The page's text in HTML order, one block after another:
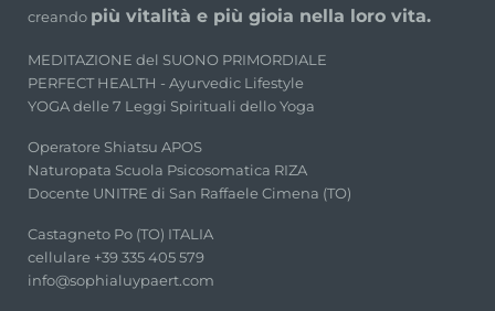
creando più vitalità e più gioia nella loro vita.
MEDITAZIONE del SUONO PRIMORDIALE
PERFECT HEALTH - Ayurvedic Lifestyle
YOGA delle 7 Leggi Spirituali dello Yoga
Operatore Shiatsu APOS
Naturopata Scuola Psicosomatica RIZA
Docente UNITRE di San Raffaele Cimena (TO)
Castagneto Po (TO) ITALIA
cellulare +39 335 405 579
info@sophialuypaert.com